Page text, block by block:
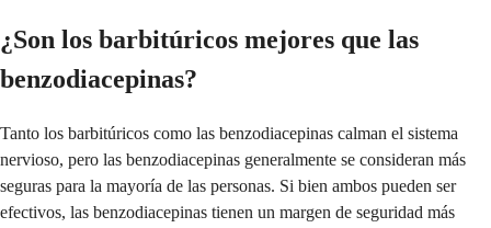
¿Son los barbitúricos mejores que las
benzodiacepinas?
Tanto los barbitúricos como las benzodiacepinas calman el sistema
nervioso, pero las benzodiacepinas generalmente se consideran más
seguras para la mayoría de las personas. Si bien ambos pueden ser
efectivos, las benzodiacepinas tienen un margen de seguridad más